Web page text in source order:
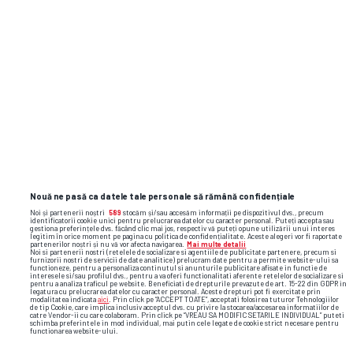
Foto5/44
Nouă ne pasă ca datele tale personale să rămână confidențiale
Noi și partenerii noștri 589 stocăm și/sau accesăm informații pe dispozitivul dvs., precum
identificatorii cookie unici pentru prelucrarea datelor cu caracter personal. Puteți accepta sau
gestiona preferințele dvs. făcând clic mai jos, respectiv vă puteți opune utilizării unui interes
legitim în orice moment pe pagina cu politica de confidențialitate. Aceste alegeri vor fi raportate
partenerilor noștri și nu vă vor afecta navigarea. Mai multe detalii
Noi si partenerii nostri (retelele de socializare si agentiile de publicitate partenere, precum si
furnizorii nostri de servicii de date analitice) prelucram date pentru a permite website-ului sa
functioneze, pentru a personaliza continutul si anunturile publicitare afisate in functie de
interesele si/sau profilul dvs., pentru a va oferi functionalitati aferente retelelor de socializare si
pentru a analiza traficul pe website. Beneficiati de drepturile prevazute de art. 15-22 din GDPR in
legatura cu prelucrarea datelor cu caracter personal. Aceste drepturi pot fi exercitate prin
modalitatea indicataaici
. Prin click pe “ACCEPT TOATE”, acceptati folosirea tuturor Tehnologiilor
de tip Cookie, care implica inclusiv acceptul dvs. cu privire la stocarea/accesarea informatiilor de
catre Vendor-ii cu care colaboram. Prin click pe “VREAU SA MODIFIC SETARILE INDIVIDUAL” puteti
schimba preferintele in mod individual, mai putin cele legate de cookie strict necesare pentru
functionarea website-ului.